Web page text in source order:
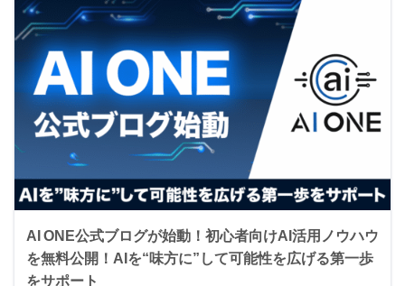
AI ONE公式ブログが始動！初心者向けAI活用ノウハウ
を無料公開！AIを“味方に”して可能性を広げる第一歩
をサポート